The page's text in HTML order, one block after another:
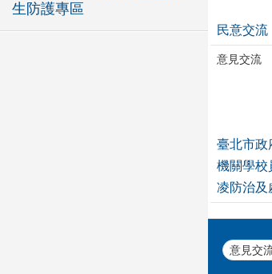
生防護專區
民意交流
意見交流
臺北市政
機關學校
凌防治及
意見交